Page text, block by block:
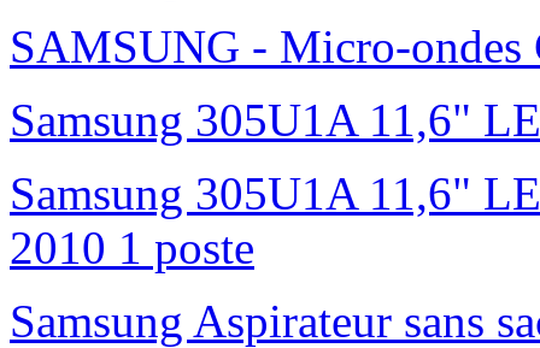
SAMSUNG - Micro-ondes
Samsung 305U1A 11,6"
Samsung 305U1A 11,6"
2010 1 poste
Samsung Aspirateur sans